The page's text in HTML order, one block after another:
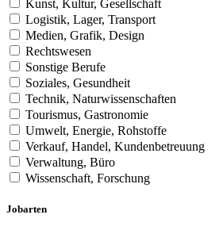
Kunst, Kultur, Gesellschaft
Logistik, Lager, Transport
Medien, Grafik, Design
Rechtswesen
Sonstige Berufe
Soziales, Gesundheit
Technik, Naturwissenschaften
Tourismus, Gastronomie
Umwelt, Energie, Rohstoffe
Verkauf, Handel, Kundenbetreuung
Verwaltung, Büro
Wissenschaft, Forschung
Jobarten